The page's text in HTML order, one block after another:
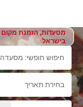
מסעדות, הזמנת
בישראל